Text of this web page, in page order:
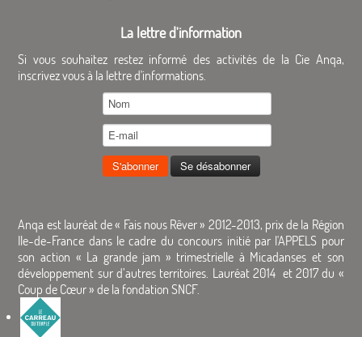
La lettre d'information
Si vous souhaitez restez informé des activités de la Cie Anqa,
inscrivez vous à la lettre d'informations.
Anqa est lauréat de « Fais nous Rêver » 2012-2013, prix de la Région
Ile-de-France dans le cadre du concours initié par l'APPELS pour
son action « La grande jam » trimestrielle à Micadanses et son
développement sur d’autres territoires. Lauréat 2014 et 2017 du «
Coup de Cœur » de la fondation SNCF.